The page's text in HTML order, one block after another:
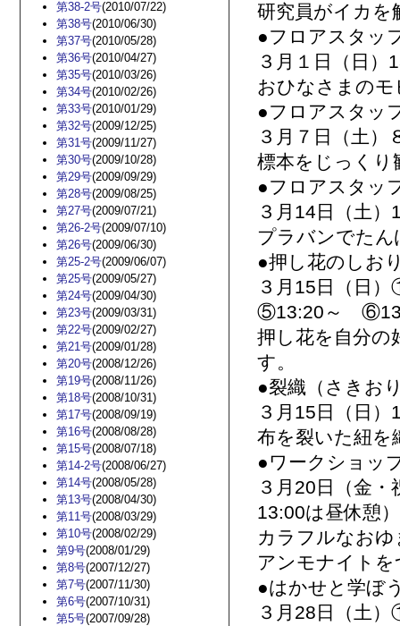
第38-2号(2010/07/22)
第38号(2010/06/30)
第37号(2010/05/28)
第36号(2010/04/27)
第35号(2010/03/26)
第34号(2010/02/26)
第33号(2010/01/29)
第32号(2009/12/25)
第31号(2009/11/27)
第30号(2009/10/28)
第29号(2009/09/29)
第28号(2009/08/25)
第27号(2009/07/21)
第26-2号(2009/07/10)
第26号(2009/06/30)
第25-2号(2009/06/07)
第25号(2009/05/27)
第24号(2009/04/30)
第23号(2009/03/31)
第22号(2009/02/27)
第21号(2009/01/28)
第20号(2008/12/26)
第19号(2008/11/26)
第18号(2008/10/31)
第17号(2008/09/19)
第16号(2008/08/28)
第15号(2008/07/18)
第14-2号(2008/06/27)
第14号(2008/05/28)
第13号(2008/04/30)
第11号(2008/03/29)
第10号(2008/02/29)
第9号(2008/01/29)
第8号(2007/12/27)
第7号(2007/11/30)
第6号(2007/10/31)
第5号(2007/09/28)
研究員がイカを
●フロアスタッ
３月１日（日）
おひなさまの
●フロアスタッ
３月７日（土）
標本をじっくり
●フロアスタッ
３月14日（土
プラバンでた
●押し花のしお
３月15日（
⑤13:20～
押し花を自分の
す。
●裂織（さきお
３月15日（日
布を裂いた紐を
●ワークショッ
３月20日（金
13:00は昼休憩）
カラフルなお
アンモナイト
●はかせと学ぼ
３月28日（土